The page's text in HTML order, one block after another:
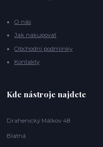
O nás
Jak nakupovat
Obchodní podmínky
Kontakty
Kde nástroje najdete
Drahenický Málkov 48
Blatná